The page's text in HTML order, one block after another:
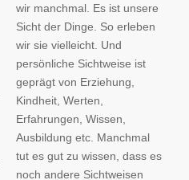
wir manchmal. Es ist unsere
Sicht der Dinge. So erleben
wir sie vielleicht. Und
persönliche Sichtweise ist
geprägt von Erziehung,
Kindheit, Werten,
Erfahrungen, Wissen,
Ausbildung etc. Manchmal
tut es gut zu wissen, dass es
noch andere Sichtweisen